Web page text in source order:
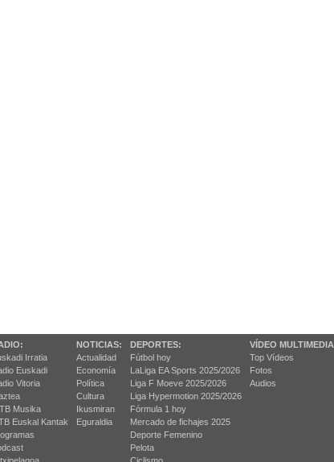
Irratia
Euskadi
Vitoria
Musika
Euskal Kantak
NOTICIAS:
Actualidad
Economía
Política
Cultura
Ikusmiran
Eguraldia
DEPORTES:
Fútbol hoy
LaLiga EA Sports 2025/2026
Liga F Moeve 2025/2026
Liga Hypermotion 2025/2026
Fórmula 1 hoy
Mercado de fichajes 2025
Deporte Femenino
Pelota
VÍDEO MULTIMEDIA
Top Vídeos
Fotos
Audios